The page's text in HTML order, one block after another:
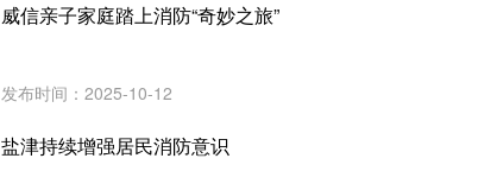
威信亲子家庭踏上消防“奇妙之旅”
发布时间：2025-10-12
盐津持续增强居民消防意识